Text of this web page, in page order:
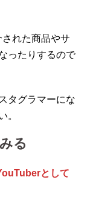
れた商品やサ
ったりするので
タグラマーにな
。
る
として